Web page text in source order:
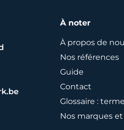
À noter
À propos de
Nos références
Guide
Contact
Glossaire :
Nos marques